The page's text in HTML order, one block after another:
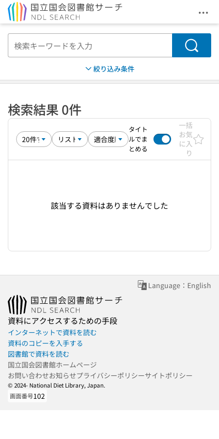
メ
検索
絞り込み条件
検索結果 0件
タイト
ルでま
とめる
一括
お気
に入
り
該当する資料はありませんでした
Language：English
資料にアクセスするための手段
インターネットで資料を読む
資料のコピーを入手する
図書館で資料を読む
国立国会図書館ホームページ
お問い合わせお知らせプライバシーポリシーサイトポリシー
© 2024- National Diet Library, Japan.
画面番号102